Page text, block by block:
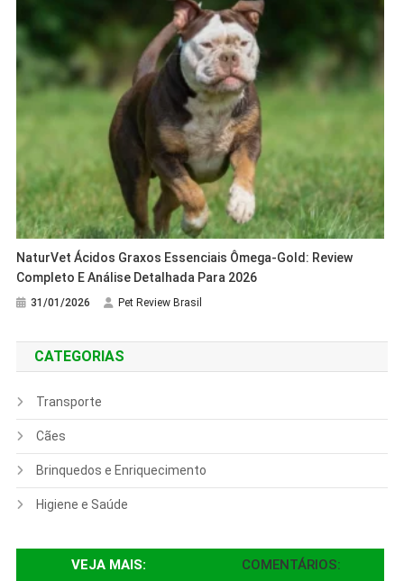
NaturVet Ácidos Graxos Essenciais Ômega-Gold: Review
Completo E Análise Detalhada Para 2026
31/01/2026 Pet Review Brasil
CATEGORIAS
Transporte
Cães
Brinquedos e Enriquecimento
Higiene e Saúde
VEJA MAIS: COMENTÁRIOS: